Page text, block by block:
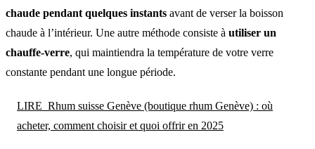
chaude pendant quelques instants avant de verser la boisson
chaude à l’intérieur. Une autre méthode consiste à utiliser un
chauffe-verre, qui maintiendra la température de votre verre
constante pendant une longue période.
LIRE Rhum suisse Genève (boutique rhum Genève) : où
acheter, comment choisir et quoi offrir en 2025